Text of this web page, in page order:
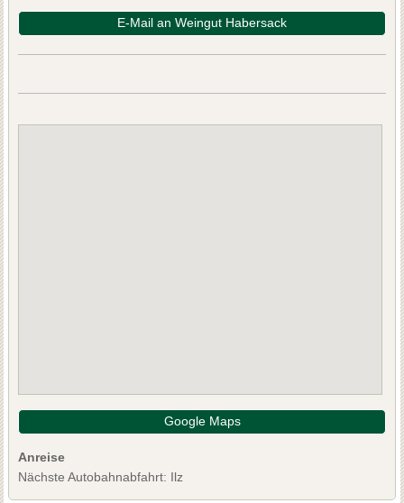
E-Mail an Weingut Habersack
Google Maps
Anreise
Nächste Autobahnabfahrt: Ilz